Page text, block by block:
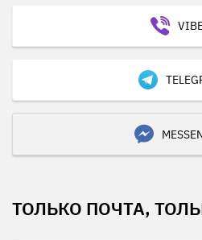
ТОЛЬКО ПОЧТА,